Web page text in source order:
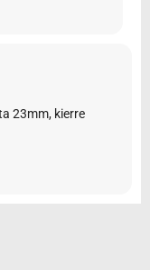
23mm, kierre